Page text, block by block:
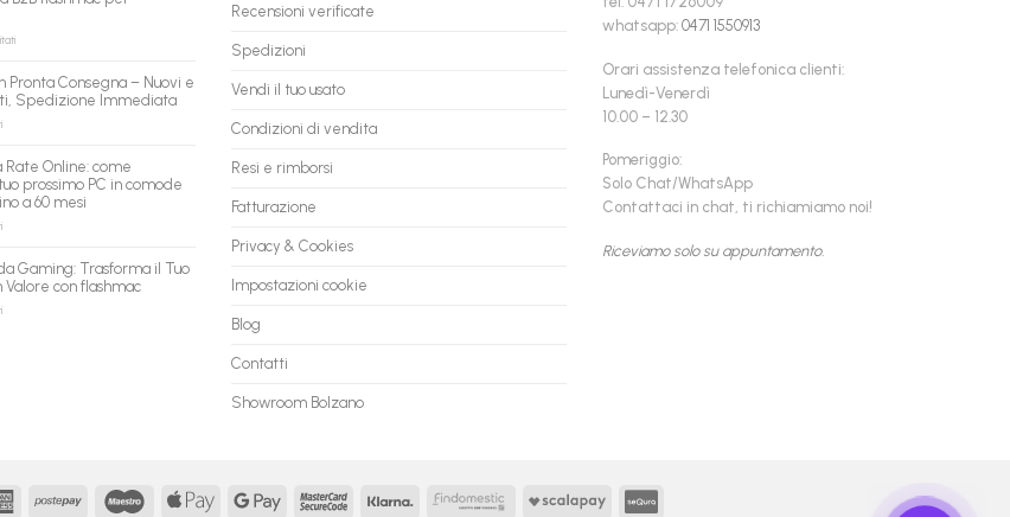
per
agenti
tuo
assistente
shopping
qui
su
all’ingrosso:
la
flashmac
per
rivenditori
Pronta Consegna – Nuovi e
Spedizione Immediata
su
in
Pronta
Consegna
–
Ricondizionati,
Spedizione
Rate Online: come
prossimo PC in comode
a 60 mesi
su
a
Rate
Online:
fino
a
Gaming: Trasforma il Tuo
Valore con flashmac
su
Valore
con
Recensioni verificate
Spedizioni
Vendi il tuo usato
Condizioni di vendita
Resi e rimborsi
Fatturazione
Privacy & Cookies
Impostazioni cookie
Blog
Contatti
Showroom Bolzano
whatsapp: 0471 1550913
Orari assistenza telefonica clienti:
Lunedì-Venerdì
10.00 – 12.30
Pomeriggio:
Solo Chat/WhatsApp
Contattaci in chat, ti richiamiamo noi!
Riceviamo solo su appuntamento.
AmericanPostepay Maestro Apple
Google MasterCardKlarna FindomesticScalapay